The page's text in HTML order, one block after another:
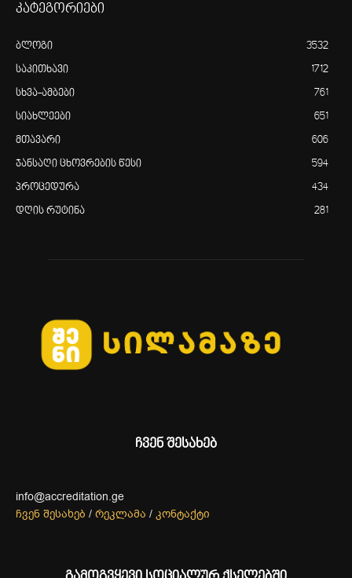
კატეგორიები
ბლოგი 3532
საკითხავი 1712
სხვა-ამბები 761
სიახლეები 651
მთავარი 606
ჯანსაღი ცხოვრების წესი 594
პროცედურა 434
დღის რუტინა 281
ჩვენ შესახებ
info@accreditation.ge
ჩვენ შესახებ / რეკლამა / კონტაქტი